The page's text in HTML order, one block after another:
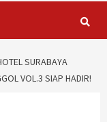
SURABAYA
VOL.3 SIAP HADIR!